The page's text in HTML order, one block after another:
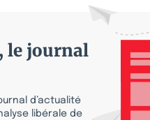
le journal
d’actualité
libérale de